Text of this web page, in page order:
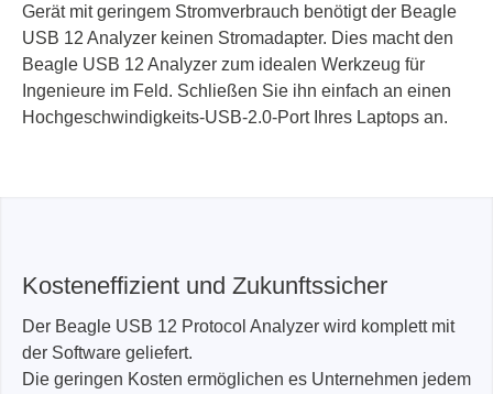
Gerät mit geringem Stromverbrauch benötigt der Beagle
USB 12 Analyzer keinen Stromadapter. Dies macht den
Beagle USB 12 Analyzer zum idealen Werkzeug für
Ingenieure im Feld. Schließen Sie ihn einfach an einen
Hochgeschwindigkeits-USB-2.0-Port Ihres Laptops an.
Kosteneffizient und Zukunftssicher
Der Beagle USB 12 Protocol Analyzer wird komplett mit
der Software geliefert.
Die geringen Kosten ermöglichen es Unternehmen jedem